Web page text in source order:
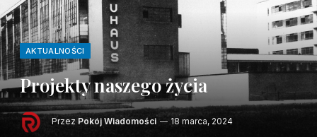
AKTUALNOŚCI
Projekty naszego życia
Przez Pokój Wiadomości 18 marca, 2024